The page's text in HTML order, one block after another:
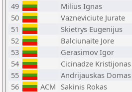
49
Milius Ignas
50
Vazneviciute Jurate
51
Skietrys Eugenijus
52
Balciunaite Jore
53
Gerasimov Igor
54
Cicinadze Kristijonas
55
Andrijauskas Domas
56
ACM Sakinis Rokas